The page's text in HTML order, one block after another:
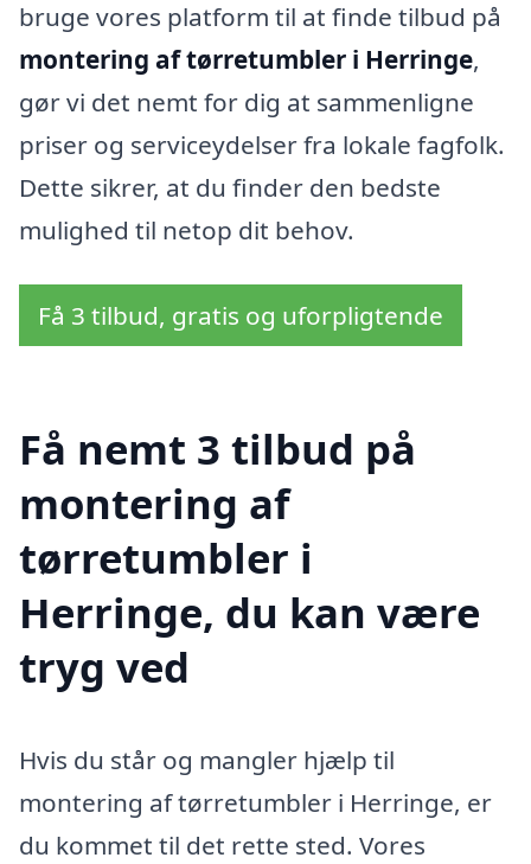
bruge vores platform til at finde tilbud på
montering af tørretumbler i Herringe,
gør vi det nemt for dig at sammenligne
priser og serviceydelser fra lokale fagfolk.
Dette sikrer, at du finder den bedste
mulighed til netop dit behov.
Få 3 tilbud, gratis og uforpligtende
Få nemt 3 tilbud på
montering af
tørretumbler i
Herringe, du kan være
tryg ved
Hvis du står og mangler hjælp til
montering af tørretumbler i Herringe, er
du kommet til det rette sted. Vores